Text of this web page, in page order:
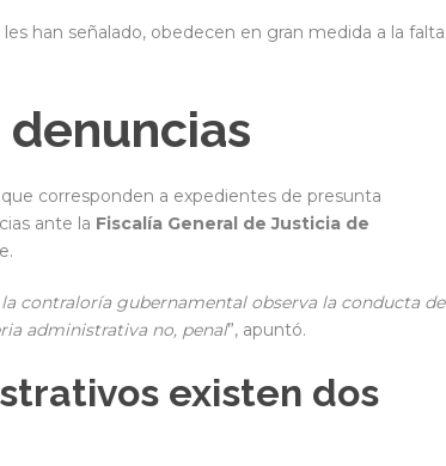
les han señalado, obedecen en gran medida a la falta
corresponden a expedientes de presunta
ante la Fiscalía General de Justicia de
contraloría gubernamental observa la conducta de
administrativa no, penal”, apuntó.
existen dos